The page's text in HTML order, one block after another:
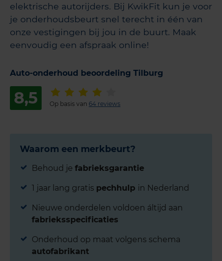
elektrische autorijders. Bij KwikFit kun je voor
je onderhoudsbeurt snel terecht in één van
onze vestigingen bij jou in de buurt. Maak
eenvoudig een afspraak online!
Auto-onderhoud beoordeling Tilburg
8,5 Op basis van 64 reviews
Waarom een merkbeurt?
Behoud je fabrieksgarantie
1 jaar lang gratis pechhulp in Nederland
Nieuwe onderdelen voldoen áltijd aan
fabrieksspecificaties
Onderhoud op maat volgens schema
autofabrikant